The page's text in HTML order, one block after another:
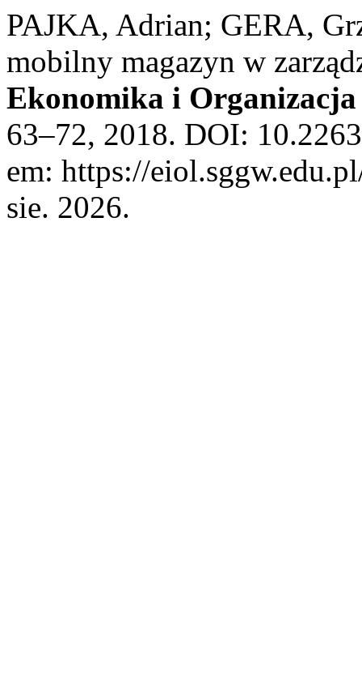
PAJKA, Adrian; GERA,
mobilny magazyn w
Ekonomika i
63–72, 2018. DOI:
em: https://
sie. 2026.